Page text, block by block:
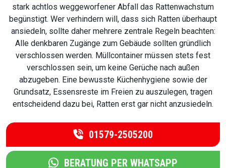
stark achtlos weggeworfener Abfall das Rattenwachstum
begünstigt. Wer verhindern will, dass sich Ratten überhaupt
ansiedeln, sollte daher mehrere zentrale Regeln beachten:
Alle denkbaren Zugänge zum Gebäude sollten gründlich
verschlossen werden. Müllcontainer müssen stets fest
verschlossen sein, um keine Gerüche nach außen
abzugeben. Eine bewusste Küchenhygiene sowie der
Grundsatz, Essensreste im Freien zu auszulegen, tragen
entscheidend dazu bei, Ratten erst gar nicht anzusiedeln.
01579-2505200
BERATUNG PER WHATSAPP